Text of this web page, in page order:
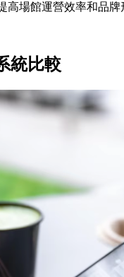
場館運營效率和品
統比較